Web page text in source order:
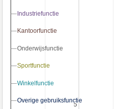
5
5
Industriefunctie
Industriefunctie
Kantoorfunctie
Kantoorfunctie
Onderwijsfunctie
Onderwijsfunctie
Sportfunctie
Sportfunctie
Winkelfunctie
Winkelfunctie
Overige gebruiksfunctie
Overige gebruiksfunctie